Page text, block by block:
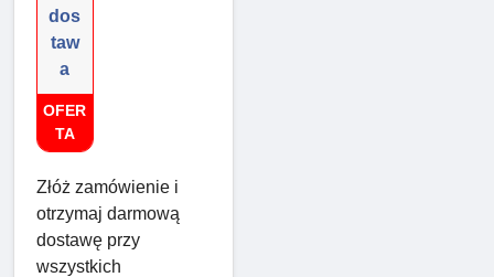
dos
taw
a
OFER
TA
Złóż zamówienie i
otrzymaj darmową
dostawę przy
wszystkich